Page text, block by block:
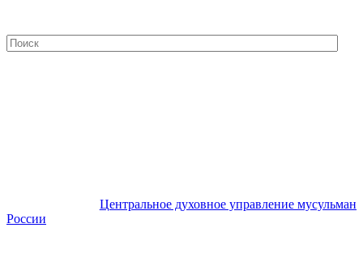
Центральное духовное управление мусульман
России